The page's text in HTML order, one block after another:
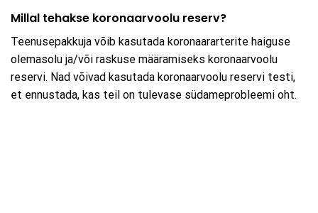
Millal tehakse koronaarvoolu reserv?
Teenusepakkuja võib kasutada koronaararterite haiguse
olemasolu ja/või raskuse määramiseks koronaarvoolu
reservi. Nad võivad kasutada koronaarvoolu reservi testi,
et ennustada, kas teil on tulevase südameprobleemi oht.